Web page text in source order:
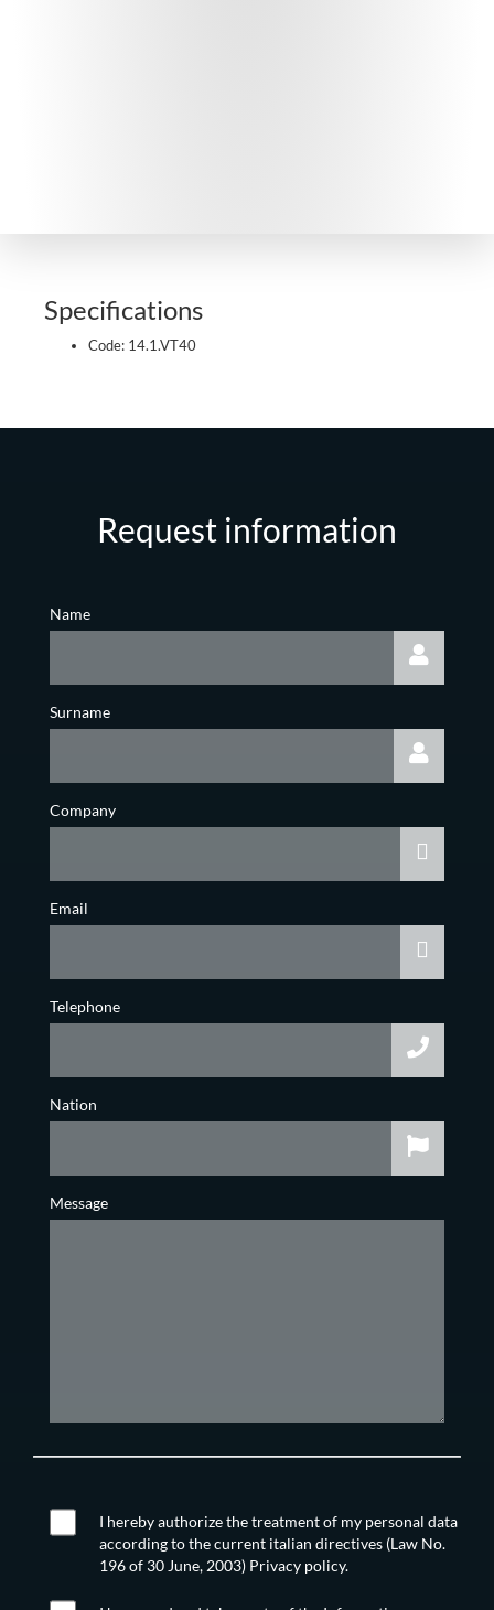
Specifications
Code: 14.1.VT40
Request information
Name
Surname
Company
Email
Telephone
Nation
Message
I hereby authorize the treatment of my personal data
according to the current italian directives (Law No.
196 of 30 June, 2003) Privacy policy.